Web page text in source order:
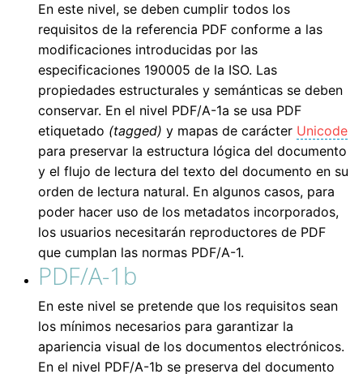
En este nivel, se deben cumplir todos los
requisitos de la referencia PDF conforme a las
modificaciones introducidas por las
especificaciones 190005 de la ISO. Las
propiedades estructurales y semánticas se deben
conservar. En el nivel PDF/A-1a se usa PDF
etiquetado (tagged) y mapas de carácter Unicode
para preservar la estructura lógica del documento
y el flujo de lectura del texto del documento en su
orden de lectura natural. En algunos casos, para
poder hacer uso de los metadatos incorporados,
los usuarios necesitarán reproductores de PDF
que cumplan las normas PDF/A-1.
PDF/A-1b
En este nivel se pretende que los requisitos sean
los mínimos necesarios para garantizar la
apariencia visual de los documentos electrónicos.
En el nivel PDF/A-1b se preserva del documento